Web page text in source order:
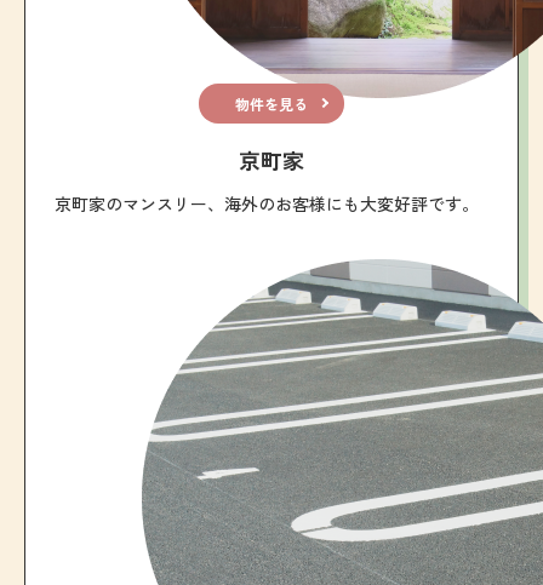
物件を見る
京町家
京町家のマンスリー、海外のお客様にも大変好評です。